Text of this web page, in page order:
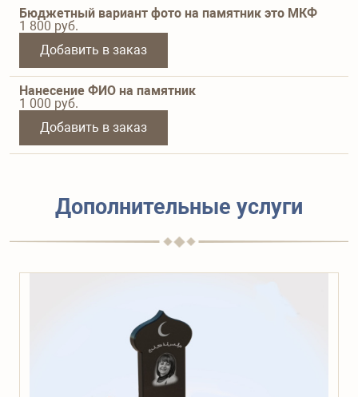
Бюджетный вариант фото на памятник это МКФ
1 800 руб.
Добавить в заказ
Нанесение ФИО на памятник
1 000 руб.
Добавить в заказ
Дополнительные услуги